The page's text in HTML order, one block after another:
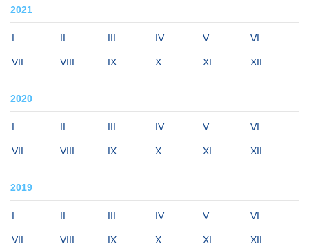
2021
I II III IV V VI
VII VIII IX X XI XII
2020
I II III IV V VI
VII VIII IX X XI XII
2019
I II III IV V VI
VII VIII IX X XI XII